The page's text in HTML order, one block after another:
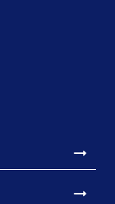
arrow_right_alt
arrow_right_alt